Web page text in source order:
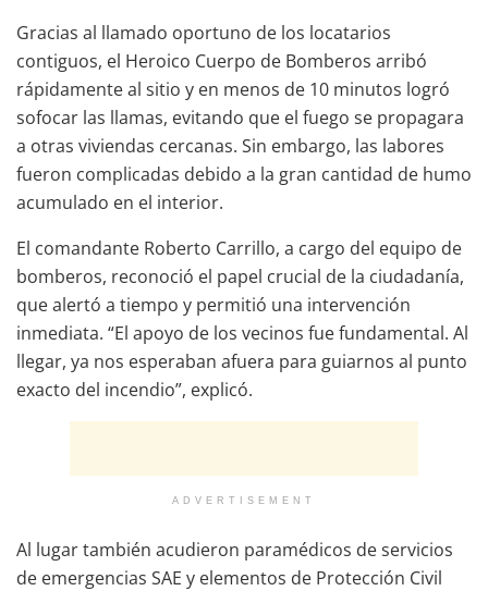
Gracias al llamado oportuno de los locatarios
contiguos, el Heroico Cuerpo de Bomberos arribó
rápidamente al sitio y en menos de 10 minutos logró
sofocar las llamas, evitando que el fuego se propagara
a otras viviendas cercanas. Sin embargo, las labores
fueron complicadas debido a la gran cantidad de humo
acumulado en el interior.
El comandante Roberto Carrillo, a cargo del equipo de
bomberos, reconoció el papel crucial de la ciudadanía,
que alertó a tiempo y permitió una intervención
inmediata. “El apoyo de los vecinos fue fundamental. Al
llegar, ya nos esperaban afuera para guiarnos al punto
exacto del incendio”, explicó.
ADVERTISEMENT
Al lugar también acudieron paramédicos de servicios
de emergencias SAE y elementos de Protección Civil